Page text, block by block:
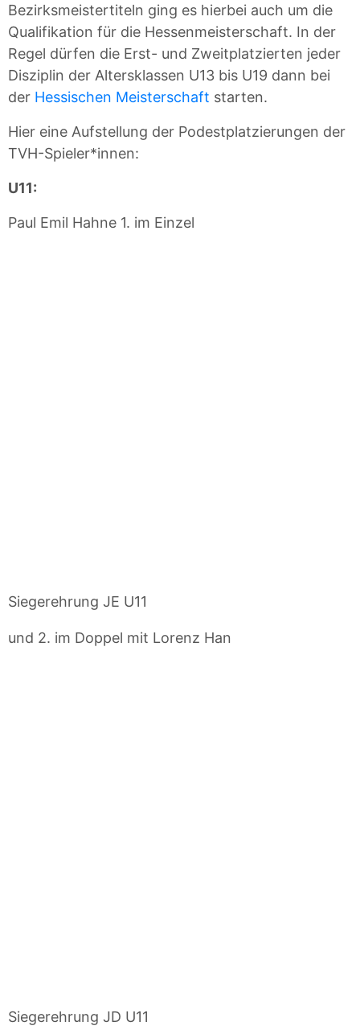
Bezirksmeistertiteln ging es hierbei auch um die
Qualifikation für die Hessenmeisterschaft. In der
Regel dürfen die Erst- und Zweitplatzierten jeder
Disziplin der Altersklassen U13 bis U19 dann bei
der Hessischen Meisterschaft starten.
Hier eine Aufstellung der Podestplatzierungen der
TVH-Spieler*innen:
U11:
Paul Emil Hahne 1. im Einzel
Siegerehrung JE U11
und 2. im Doppel mit Lorenz Han
Siegerehrung JD U11